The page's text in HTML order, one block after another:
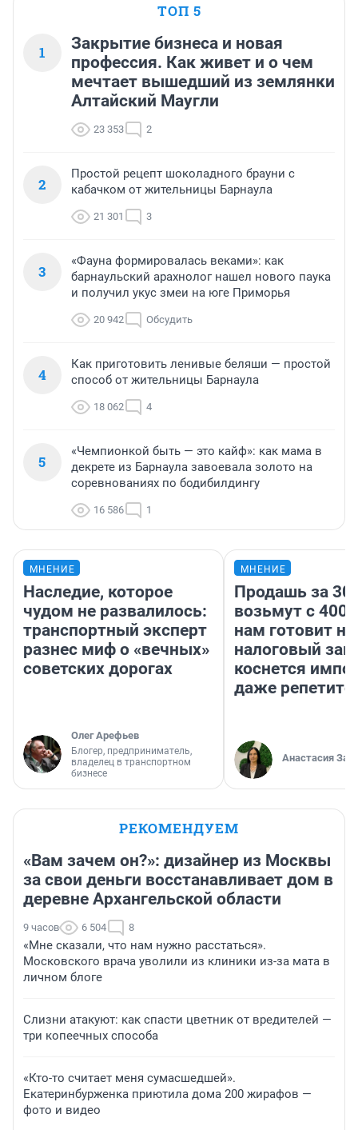
ТОП 5
1
Закрытие бизнеса и новая
профессия. Как живет и о чем
мечтает вышедший из землянки
Алтайский Маугли
23 353 2
2
Простой рецепт шоколадного брауни с
кабачком от жительницы Барнаула
21 301 3
3
«Фауна формировалась веками»: как
барнаульский арахнолог нашел нового паука
и получил укус змеи на юге Приморья
20 942 Обсудить
4
Как приготовить ленивые беляши — простой
способ от жительницы Барнаула
18 062 4
5
«Чемпионкой быть — это кайф»: как мама в
декрете из Барнаула завоевала золото на
соревнованиях по бодибилдингу
16 586 1
МНЕНИЕ
Наследие, которое
чудом не развалилось:
транспортный эксперт
разнес миф о «вечных»
советских дорогах
Олег Арефьев
Блогер, предприниматель,
владелец в транспортном
бизнесе
МНЕНИЕ
Продашь за
возьмут с
нам готовит
налоговый
коснется
даже
Анастасия
РЕКОМЕНДУЕМ
«Вам зачем он?»: дизайнер из Москвы
за свои деньги восстанавливает дом в
деревне Архангельской области
9 часов 6 504 8
«Мне сказали, что нам нужно расстаться».
Московского врача уволили из клиники из-за мата в
личном блоге
Слизни атакуют: как спасти цветник от вредителей —
три копеечных способа
«Кто-то считает меня сумасшедшей».
Екатеринбурженка приютила дома 200 жирафов —
фото и видео